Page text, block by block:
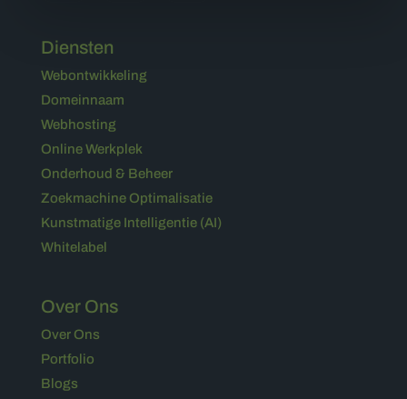
Diensten
Webontwikkeling
Domeinnaam
Webhosting
Online Werkplek
Onderhoud & Beheer
Zoekmachine Optimalisatie
Kunstmatige Intelligentie (AI)
Whitelabel
Over Ons
Over Ons
Portfolio
Blogs